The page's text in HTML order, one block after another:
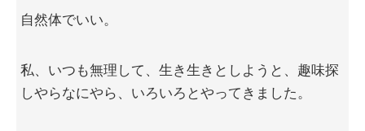
自然体でいい。
私、いつも無理して、生き生きとしようと、趣味探
しやらなにやら、いろいろとやってきました。